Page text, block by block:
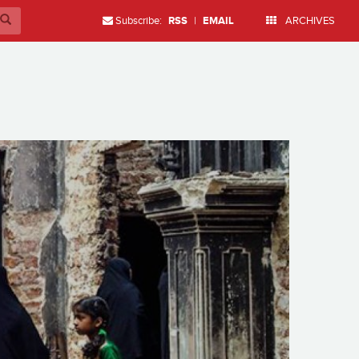
Subscribe: RSS | EMAIL ARCHIVES